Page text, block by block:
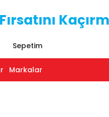
Sepetim
Markalar